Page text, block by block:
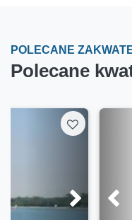
POLECANE
Polecane